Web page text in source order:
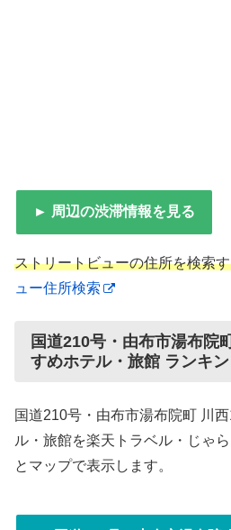
► 周辺の渋滞情報を見る
ストリートビューの住所を検索
ュー住所検索
国道210号・由布市湯布院
すめホテル・旅館 ランキ
国道210号・由布市湯布院町 川
ル・旅館を楽天トラベル・じゃ
とマップで表示します。